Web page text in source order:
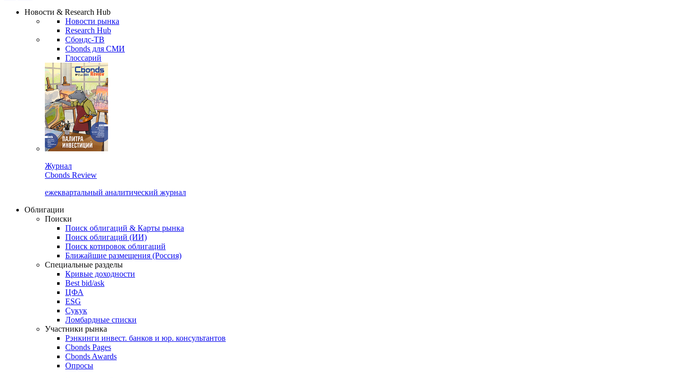
Новости & Research Hub
Новости рынка
Research Hub
Сбондс-ТВ
Cbonds для СМИ
Глоссарий
Журнал
Cbonds Review
ежеквартальный аналитический журнал
Облигации
Поиски
Поиск облигаций & Карты рынка
Поиск облигаций (ИИ)
Поиск котировок облигаций
Ближайшие размещения (Россия)
Специальные разделы
Кривые доходности
Best bid/ask
ЦФА
ESG
Сукук
Ломбардные списки
Участники рынка
Рэнкинги инвест. банков и юр. консультантов
Cbonds Pages
Cbonds Awards
Опросы